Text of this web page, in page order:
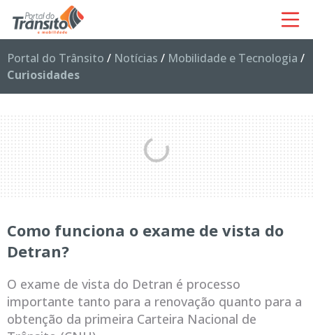
Portal do Trânsito / Notícias / Mobilidade e Tecnologia /
Curiosidades
Como funciona o exame de vista do
Detran?
O exame de vista do Detran é processo
importante tanto para a renovação quanto para a
obtenção da primeira Carteira Nacional de